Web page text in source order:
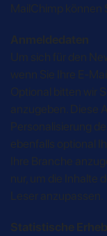
MailChimp können
Anmeldedaten
Um sich für den
wenn Sie Ihre E-
Optional bitten wir
anzugeben. Diese
Personalisierung
ebenfalls optional
Ihre Branche
nur, um die
Leser anzupassen.
Statistische